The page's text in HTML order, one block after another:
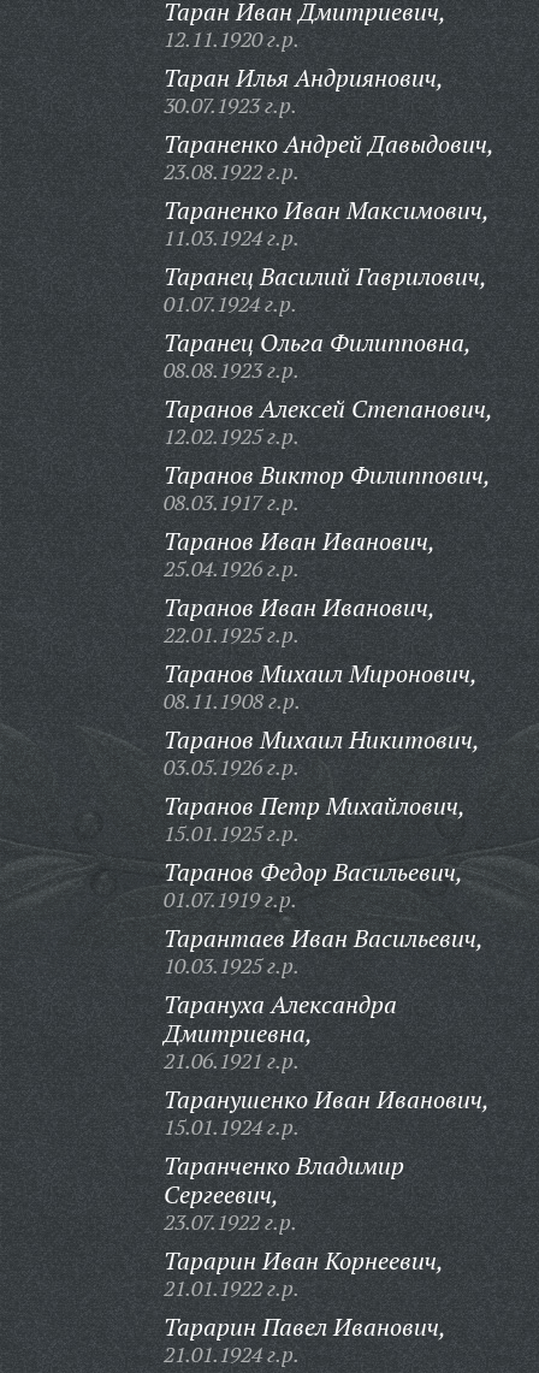
Таран Иван Дмитриевич,
12.11.1920 г.р.
Таран Илья Андриянович,
30.07.1923 г.р.
Тараненко Андрей Давыдович,
23.08.1922 г.р.
Тараненко Иван Максимович,
11.03.1924 г.р.
Таранец Василий Гаврилович,
01.07.1924 г.р.
Таранец Ольга Филипповна,
08.08.1923 г.р.
Таранов Алексей Степанович,
12.02.1925 г.р.
Таранов Виктор Филиппович,
08.03.1917 г.р.
Таранов Иван Иванович,
25.04.1926 г.р.
Таранов Иван Иванович,
22.01.1925 г.р.
Таранов Михаил Миронович,
08.11.1908 г.р.
Таранов Михаил Никитович,
03.05.1926 г.р.
Таранов Петр Михайлович,
15.01.1925 г.р.
Таранов Федор Васильевич,
01.07.1919 г.р.
Тарантаев Иван Васильевич,
10.03.1925 г.р.
Тарануха Александра
Дмитриевна,
21.06.1921 г.р.
Таранушенко Иван Иванович,
15.01.1924 г.р.
Таранченко Владимир
Сергеевич,
23.07.1922 г.р.
Тарарин Иван Корнеевич,
21.01.1922 г.р.
Тарарин Павел Иванович,
21.01.1924 г.р.